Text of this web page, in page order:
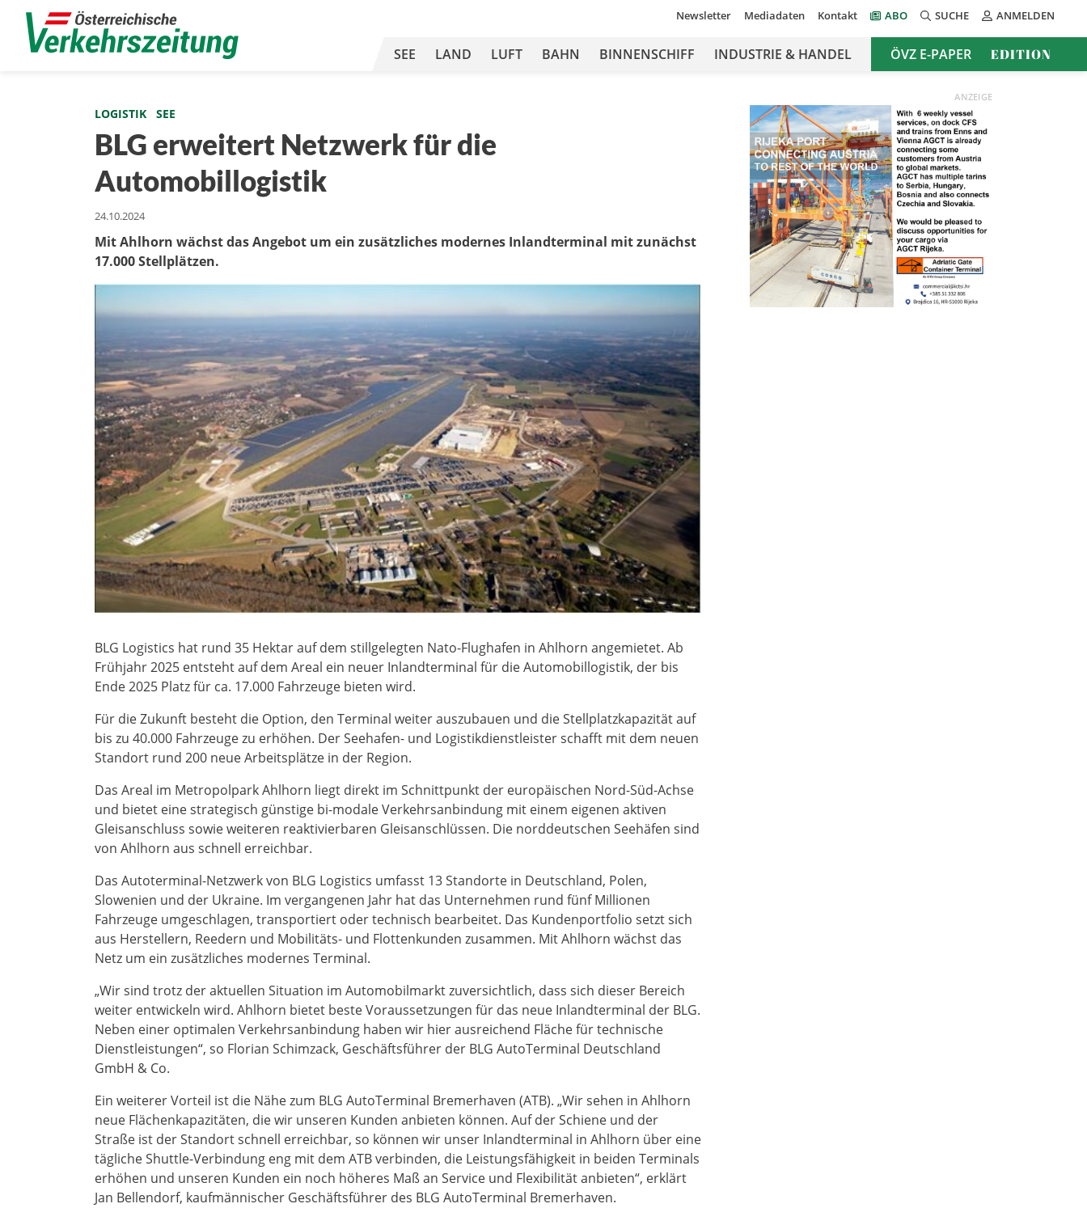
Newsletter Mediadaten Kontakt ABO SUCHE ANMELDEN
SEE LAND LUFT BAHN BINNENSCHIFF INDUSTRIE & HANDEL ÖVZ E-PAPER EDITION
LOGISTIK SEE
BLG erweitert Netzwerk für die
Automobillogistik
24.10.2024
Mit Ahlhorn wächst das Angebot um ein zusätzliches modernes Inlandterminal mit zunächst
17.000 Stellplätzen.
BLG Logistics hat rund 35 Hektar auf dem stillgelegten Nato-Flughafen in Ahlhorn angemietet. Ab
Frühjahr 2025 entsteht auf dem Areal ein neuer Inlandterminal für die Automobillogistik, der bis
Ende 2025 Platz für ca. 17.000 Fahrzeuge bieten wird.
Für die Zukunft besteht die Option, den Terminal weiter auszubauen und die Stellplatzkapazität auf
bis zu 40.000 Fahrzeuge zu erhöhen. Der Seehafen- und Logistikdienstleister schafft mit dem neuen
Standort rund 200 neue Arbeitsplätze in der Region.
Das Areal im Metropolpark Ahlhorn liegt direkt im Schnittpunkt der europäischen Nord-Süd-Achse
und bietet eine strategisch günstige bi-modale Verkehrsanbindung mit einem eigenen aktiven
Gleisanschluss sowie weiteren reaktivierbaren Gleisanschlüssen. Die norddeutschen Seehäfen sind
von Ahlhorn aus schnell erreichbar.
Das Autoterminal-Netzwerk von BLG Logistics umfasst 13 Standorte in Deutschland, Polen,
Slowenien und der Ukraine. Im vergangenen Jahr hat das Unternehmen rund fünf Millionen
Fahrzeuge umgeschlagen, transportiert oder technisch bearbeitet. Das Kundenportfolio setzt sich
aus Herstellern, Reedern und Mobilitäts- und Flottenkunden zusammen. Mit Ahlhorn wächst das
Netz um ein zusätzliches modernes Terminal.
„Wir sind trotz der aktuellen Situation im Automobilmarkt zuversichtlich, dass sich dieser Bereich
weiter entwickeln wird. Ahlhorn bietet beste Voraussetzungen für das neue Inlandterminal der BLG.
Neben einer optimalen Verkehrsanbindung haben wir hier ausreichend Fläche für technische
Dienstleistungen“, so Florian Schimzack, Geschäftsführer der BLG AutoTerminal Deutschland
GmbH & Co.
Ein weiterer Vorteil ist die Nähe zum BLG AutoTerminal Bremerhaven (ATB). „Wir sehen in Ahlhorn
neue Flächenkapazitäten, die wir unseren Kunden anbieten können. Auf der Schiene und der
Straße ist der Standort schnell erreichbar, so können wir unser Inlandterminal in Ahlhorn über eine
tägliche Shuttle-Verbindung eng mit dem ATB verbinden, die Leistungsfähigkeit in beiden Terminals
erhöhen und unseren Kunden ein noch höheres Maß an Service und Flexibilität anbieten“, erklärt
Jan Bellendorf, kaufmännischer Geschäftsführer des BLG AutoTerminal Bremerhaven.
ANZEIGE